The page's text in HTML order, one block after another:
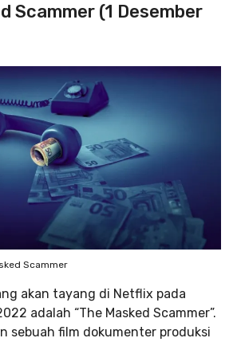
Scammer (1 Desember
Scammer
akan tayang di Netflix pada
adalah “The Masked Scammer”.
sebuah film dokumenter produksi